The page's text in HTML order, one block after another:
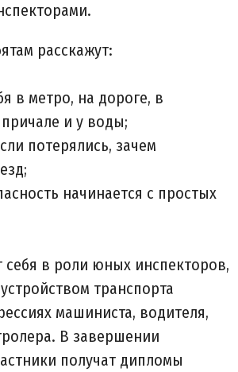
расскажут:
в метро, на дороге, в
и у воды;
потерялись, зачем
начинается с простых
в роли юных инспекторов,
транспорта
машиниста, водителя,
В завершении
получат дипломы